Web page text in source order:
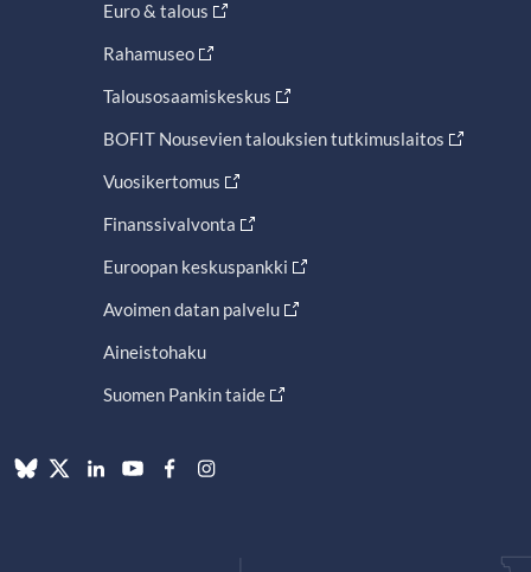
Euro & talous
Rahamuseo
Talousosaamiskeskus
BOFIT Nousevien talouksien tutkimuslaitos
Vuosikertomus
Finanssivalvonta
Euroopan keskuspankki
Avoimen datan palvelu
Aineistohaku
Suomen Pankin taide